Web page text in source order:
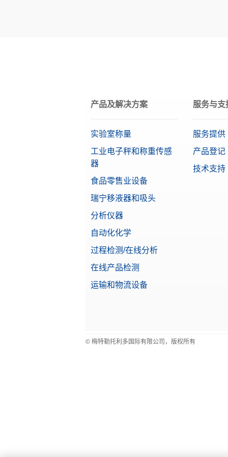
产品及解决方案
实验室称量
工业电子秤和称重传感
器
食品零售业设备
瑞宁移液器和吸头
分析仪器
自动化化学
过程检测/在线分析
在线产品检测
运输和物流设备
服务与支
服务提供
产品登记
技术支持
© 梅特勒托利多国际有限公司，版权所有